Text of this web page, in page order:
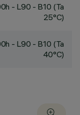
- L90 - B10 (Ta
25°C)
- L90 - B10 (Ta
40°C)